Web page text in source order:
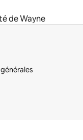
de Wayne